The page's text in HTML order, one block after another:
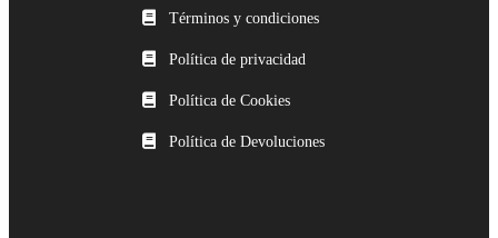
Términos y condiciones
Política de privacidad
Política de Cookies
Política de Devoluciones